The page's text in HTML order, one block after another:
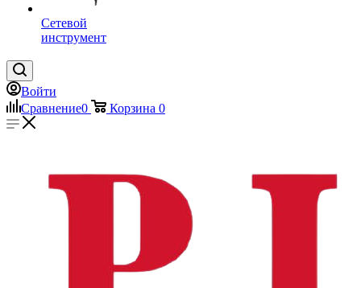
Сетевой
инструмент
Войти
Сравнение0 Корзина 0